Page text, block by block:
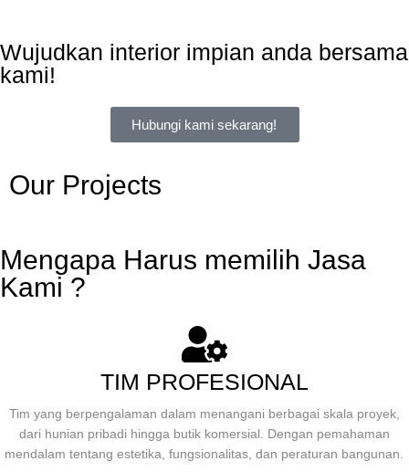
Wujudkan interior impian anda bersama
kami!
Hubungi kami sekarang!
Our Projects
Mengapa Harus memilih Jasa
Kami ?
TIM PROFESIONAL
Tim yang berpengalaman dalam menangani berbagai skala proyek,
dari hunian pribadi hingga butik komersial. Dengan pemahaman
mendalam tentang estetika, fungsionalitas, dan peraturan bangunan.